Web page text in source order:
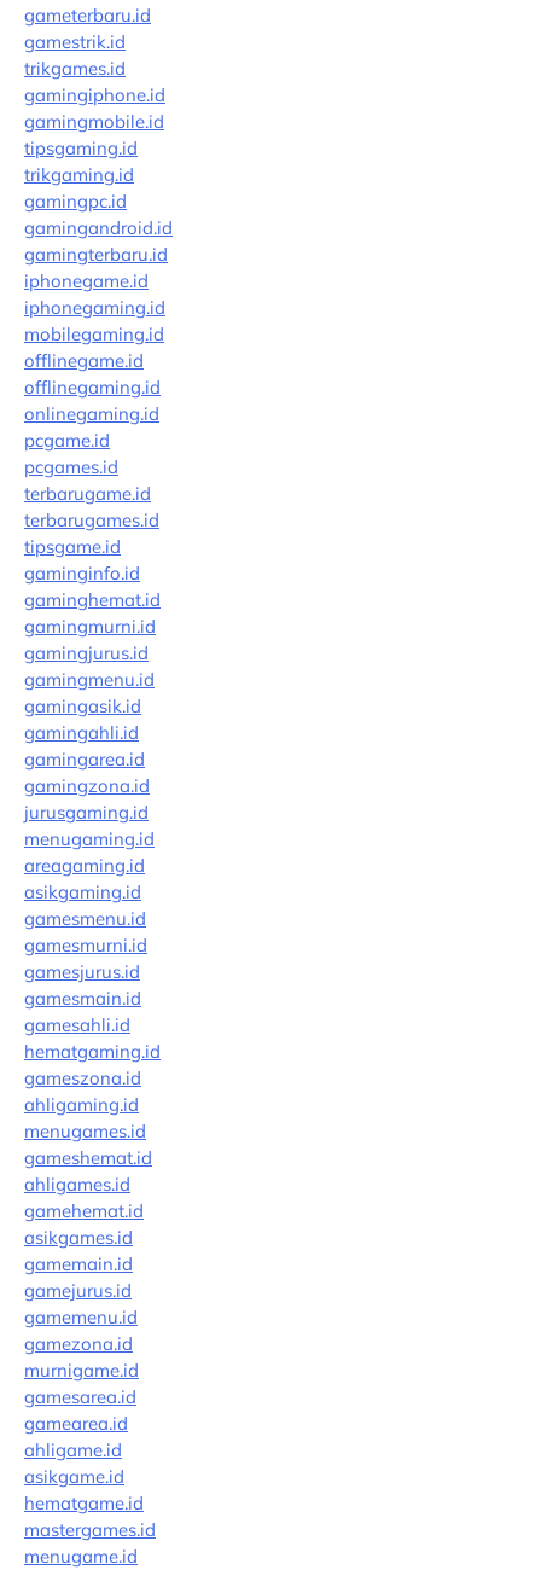
gameterbaru.id
gamestrik.id
trikgames.id
gamingiphone.id
gamingmobile.id
tipsgaming.id
trikgaming.id
gamingpc.id
gamingandroid.id
gamingterbaru.id
iphonegame.id
iphonegaming.id
mobilegaming.id
offlinegame.id
offlinegaming.id
onlinegaming.id
pcgame.id
pcgames.id
terbarugame.id
terbarugames.id
tipsgame.id
gaminginfo.id
gaminghemat.id
gamingmurni.id
gamingjurus.id
gamingmenu.id
gamingasik.id
gamingahli.id
gamingarea.id
gamingzona.id
jurusgaming.id
menugaming.id
areagaming.id
asikgaming.id
gamesmenu.id
gamesmurni.id
gamesjurus.id
gamesmain.id
gamesahli.id
hematgaming.id
gameszona.id
ahligaming.id
menugames.id
gameshemat.id
ahligames.id
gamehemat.id
asikgames.id
gamemain.id
gamejurus.id
gamemenu.id
gamezona.id
murnigame.id
gamesarea.id
gamearea.id
ahligame.id
asikgame.id
hematgame.id
mastergames.id
menugame.id